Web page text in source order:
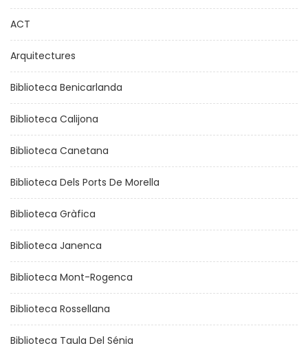
ACT
Arquitectures
Biblioteca Benicarlanda
Biblioteca Calijona
Biblioteca Canetana
Biblioteca Dels Ports De Morella
Biblioteca Gràfica
Biblioteca Janenca
Biblioteca Mont-Rogenca
Biblioteca Rossellana
Biblioteca Taula Del Sénia